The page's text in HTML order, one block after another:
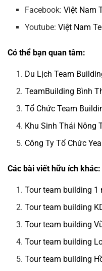
Facebook:Việt Nam
Youtube:Việt Nam
Có thể bạn quan tâm:
Du Lịch Team
TeamBuilding Bình
Tổ Chức Team
Khu Sinh Thái Nông
Công Ty Tổ Chức
Các bài viết hữu ích khác:
Tour team building 1
Tour team building
Tour team building
Tour team building
Tour team building